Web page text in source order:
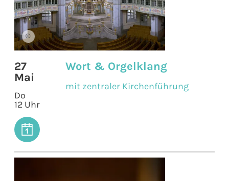
©
27
Mai
Do
12 Uhr
Wort & Orgelklang
mit zentraler Kirchenführung